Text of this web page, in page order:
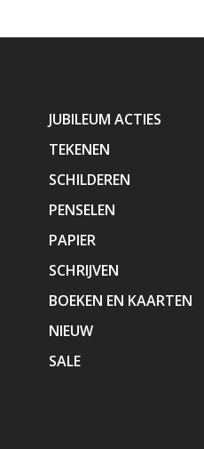
JUBILEUM ACTIES
TEKENEN
SCHILDEREN
PENSELEN
PAPIER
SCHRIJVEN
BOEKEN EN KAARTEN
NIEUW
SALE